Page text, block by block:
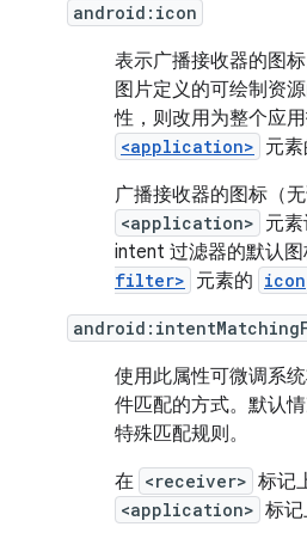
android:icon
表示广播接收器的图
图片定义的可绘制资
性，则改用为整个应
<application> 元
广播接收器的图标（
<application> 元
intent 过滤器的默认图
filter> 元素的 icon
使用此属性可微调系
件匹配的方式。默认
特殊匹配规则。
在 <receiver> 标记
<application> 标记